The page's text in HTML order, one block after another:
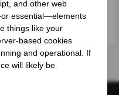
M9 Male Plug Straight Metal
Shell Cable Field Wireable
Connector